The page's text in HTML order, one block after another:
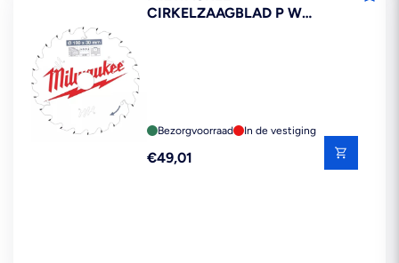
CIRKELZAAGBLAD P W
Bezorgvoorraad In de vestiging
Reguliere
€49,01